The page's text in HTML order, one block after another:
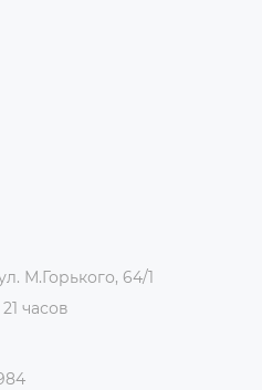
М.Горького, 64/1
часов